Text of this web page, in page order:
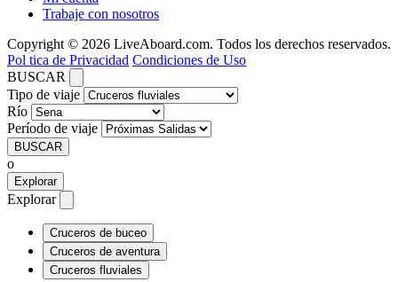
Trabaje con nosotros
Copyright © 2026 LiveAboard.com. Todos los derechos reservados.
Pol tica de Privacidad Condiciones de Uso
BUSCAR
Tipo de viaje
Río
Período de viaje
BUSCAR
o
Explorar
Explorar
Cruceros de buceo
Cruceros de aventura
Cruceros fluviales